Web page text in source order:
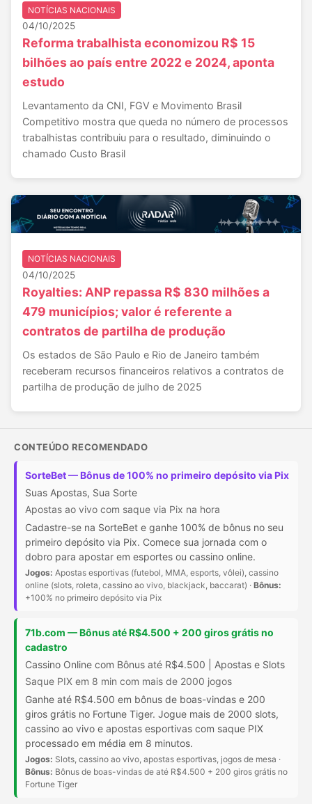
NOTÍCIAS NACIONAIS
04/10/2025
Reforma trabalhista economizou R$ 15
bilhões ao país entre 2022 e 2024, aponta
estudo
Levantamento da CNI, FGV e Movimento Brasil
Competitivo mostra que queda no número de processos
trabalhistas contribuiu para o resultado, diminuindo o
chamado Custo Brasil
NOTÍCIAS NACIONAIS
04/10/2025
Royalties: ANP repassa R$ 830 milhões a
479 municípios; valor é referente a
contratos de partilha de produção
Os estados de São Paulo e Rio de Janeiro também
receberam recursos financeiros relativos a contratos de
partilha de produção de julho de 2025
CONTEÚDO RECOMENDADO
SorteBet — Bônus de 100% no primeiro depósito via Pix
Suas Apostas, Sua Sorte
Apostas ao vivo com saque via Pix na hora
Cadastre-se na SorteBet e ganhe 100% de bônus no seu
primeiro depósito via Pix. Comece sua jornada com o
dobro para apostar em esportes ou cassino online.
Jogos: Apostas esportivas (futebol, MMA, esports, vôlei), cassino
online (slots, roleta, cassino ao vivo, blackjack, baccarat) · Bônus:
+100% no primeiro depósito via Pix
71b.com — Bônus até R$4.500 + 200 giros grátis no
cadastro
Cassino Online com Bônus até R$4.500 | Apostas e Slots
Saque PIX em 8 min com mais de 2000 jogos
Ganhe até R$4.500 em bônus de boas-vindas e 200
giros grátis no Fortune Tiger. Jogue mais de 2000 slots,
cassino ao vivo e apostas esportivas com saque PIX
processado em média em 8 minutos.
Jogos: Slots, cassino ao vivo, apostas esportivas, jogos de mesa ·
Bônus: Bônus de boas-vindas de até R$4.500 + 200 giros grátis no
Fortune Tiger